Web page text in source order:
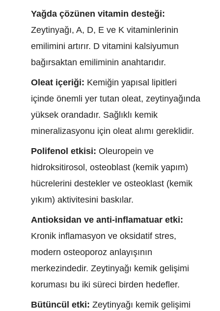
Yağda çözünen vitamin desteği:
Zeytinyağı, A, D, E ve K vitaminlerinin
emilimini artırır. D vitamini kalsiyumun
bağırsaktan emiliminin anahtarıdır.
Oleat içeriği: Kemiğin yapısal lipitleri
içinde önemli yer tutan oleat, zeytinyağında
yüksek orandadır. Sağlıklı kemik
mineralizasyonu için oleat alımı gereklidir.
Polifenol etkisi: Oleuropein ve
hidroksitirosol, osteoblast (kemik yapım)
hücrelerini destekler ve osteoklast (kemik
yıkım) aktivitesini baskılar.
Antioksidan ve anti-inflamatuar etki:
Kronik inflamasyon ve oksidatif stres,
modern osteoporoz anlayışının
merkezindedir. Zeytinyağı kemik gelişimi
koruması bu iki süreci birden hedefler.
Bütüncül etki: Zeytinyağı kemik gelişimi